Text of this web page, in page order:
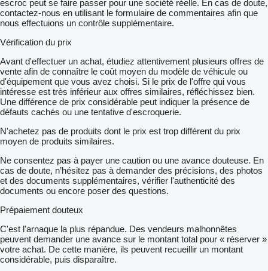
escroc peut se faire passer pour une société réelle. En cas de doute,
contactez-nous en utilisant le formulaire de commentaires afin que
nous effectuions un contrôle supplémentaire.
Vérification du prix
Avant d'effectuer un achat, étudiez attentivement plusieurs offres de
vente afin de connaître le coût moyen du modèle de véhicule ou
d'équipement que vous avez choisi. Si le prix de l'offre qui vous
intéresse est très inférieur aux offres similaires, réfléchissez bien.
Une différence de prix considérable peut indiquer la présence de
défauts cachés ou une tentative d'escroquerie.
N'achetez pas de produits dont le prix est trop différent du prix
moyen de produits similaires.
Ne consentez pas à payer une caution ou une avance douteuse. En
cas de doute, n’hésitez pas à demander des précisions, des photos
et des documents supplémentaires, vérifier l'authenticité des
documents ou encore poser des questions.
Prépaiement douteux
C'est l'arnaque la plus répandue. Des vendeurs malhonnêtes
peuvent demander une avance sur le montant total pour « réserver »
votre achat. De cette manière, ils peuvent recueillir un montant
considérable, puis disparaître.